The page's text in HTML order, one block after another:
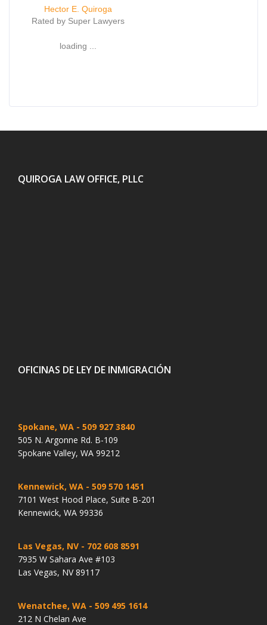
Hector E. Quiroga
Rated by Super Lawyers
loading ...
QUIROGA LAW OFFICE, PLLC
OFICINAS DE LEY DE INMIGRACIÓN
Spokane, WA - 509 927 3840
505 N. Argonne Rd. B-109
Spokane Valley, WA 99212
Kennewick, WA - 509 570 1451
7101 West Hood Place, Suite B-201
Kennewick, WA 99336
Las Vegas, NV - 702 608 8591
7935 W Sahara Ave #103
Las Vegas, NV 89117
Wenatchee, WA - 509 495 1614
212 N Chelan Ave